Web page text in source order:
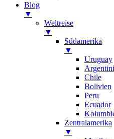
Blog
▼
Weltreise
▼
Südamerika
▼
Uruguay
Chile
Bolivien
Peru
Ecuador
Zentralamerika
▼